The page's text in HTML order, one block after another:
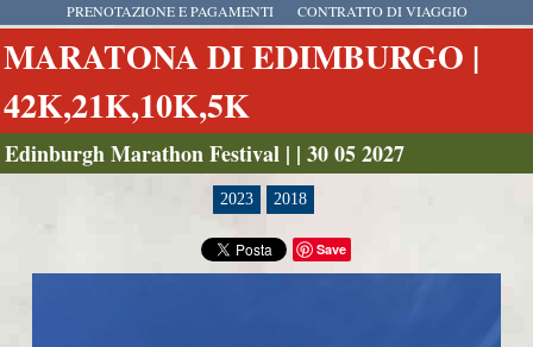
PRENOTAZIONE E PAGAMENTI
CONTRATTO DI VIAGGIO
MARATONA DI EDIMBURGO |
42K,21K,10K,5K
Edinburgh Marathon Festival | | 30 05 2027
2023 2018
Save